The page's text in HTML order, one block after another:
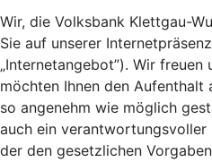
Wir, die Volksbank Klettgau-
Sie auf unserer
„Internetangebot”). Wir freuen
möchten Ihnen den Aufenthalt
so angenehm wie möglich
auch ein verantwortungsvoller
der den gesetzlichen